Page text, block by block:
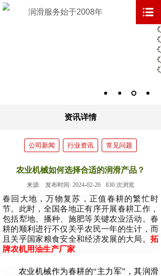
资讯详情
公司新闻 行业资讯 常见问题
农业机械如何选择合适的润滑产品？
来源: 发布时间: 2024-02-26 830 次浏览
春回大地，万物复苏，正值春耕的繁忙时
节。此时，全国各地正有序开展春耕工作，
包括犁地、播种、施肥等关键农业活动。春
耕的顺利进行不仅关乎农民一年的生计，而
且关乎国家粮食安全和经济发展的大局。 拓
牌农机用油生产厂家
农业机械作为春耕的“主力军”，其润滑
润滑服务始于2008年